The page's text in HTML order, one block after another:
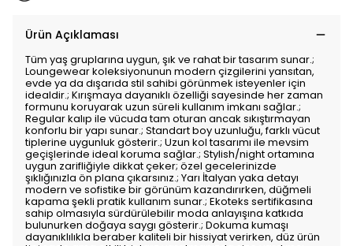
Ürün Açıklaması
Tüm yaş gruplarına uygun, şık ve rahat bir tasarım sunar.;
Loungewear koleksiyonunun modern çizgilerini yansıtan,
evde ya da dışarıda stil sahibi görünmek isteyenler için
idealdir.; Kırışmaya dayanıklı özelliği sayesinde her zaman
formunu koruyarak uzun süreli kullanım imkanı sağlar.;
Regular kalıp ile vücuda tam oturan ancak sıkıştırmayan
konforlu bir yapı sunar.; Standart boy uzunluğu, farklı vücut
tiplerine uygunluk gösterir.; Uzun kol tasarımı ile mevsim
geçişlerinde ideal koruma sağlar.; Stylish/night ortamına
uygun zarifliğiyle dikkat çeker; özel gecelerinizde
şıklığınızla ön plana çıkarsınız.; Yarı İtalyan yaka detayı
modern ve sofistike bir görünüm kazandırırken, düğmeli
kapama şekli pratik kullanım sunar.; Ekoteks sertifikasına
sahip olmasıyla sürdürülebilir moda anlayışına katkıda
bulunurken doğaya saygı gösterir.; Dokuma kumaşı
dayanıklılıkla beraber kaliteli bir hissiyat verirken, düz ürün